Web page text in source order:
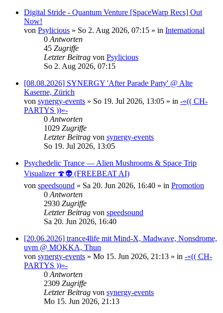
Digital Stride - Quantum Venture [SpaceWarp Recs] Out
Now!
von Psylicious » So 2. Aug 2026, 07:15 » in International
0 Antworten
45 Zugriffe
Letzter Beitrag von Psylicious
So 2. Aug 2026, 07:15
[08.08.2026] SYNERGY 'After Parade Party' @ Alte
Kaserne, Zürich
von synergy-events » So 19. Jul 2026, 13:05 » in -«(( CH-
PARTYS ))»-
0 Antworten
1029 Zugriffe
Letzter Beitrag von synergy-events
So 19. Jul 2026, 13:05
Psychedelic Trance — Alien Mushrooms & Space Trip
Visualizer 🍄👽 (FREEBEAT AI)
von speedsound » Sa 20. Jun 2026, 16:40 » in Promotion
0 Antworten
2930 Zugriffe
Letzter Beitrag von speedsound
Sa 20. Jun 2026, 16:40
[20.06.2026] trance4life mit Mind-X, Madwave, Nonsdrome,
uvm @ MOKKA, Thun
von synergy-events » Mo 15. Jun 2026, 21:13 » in -«(( CH-
PARTYS ))»-
0 Antworten
2309 Zugriffe
Letzter Beitrag von synergy-events
Mo 15. Jun 2026, 21:13